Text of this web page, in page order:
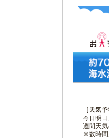
［天気
今日明
週間天
※数時間